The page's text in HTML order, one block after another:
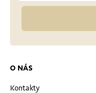
O NÁS
Kontakty